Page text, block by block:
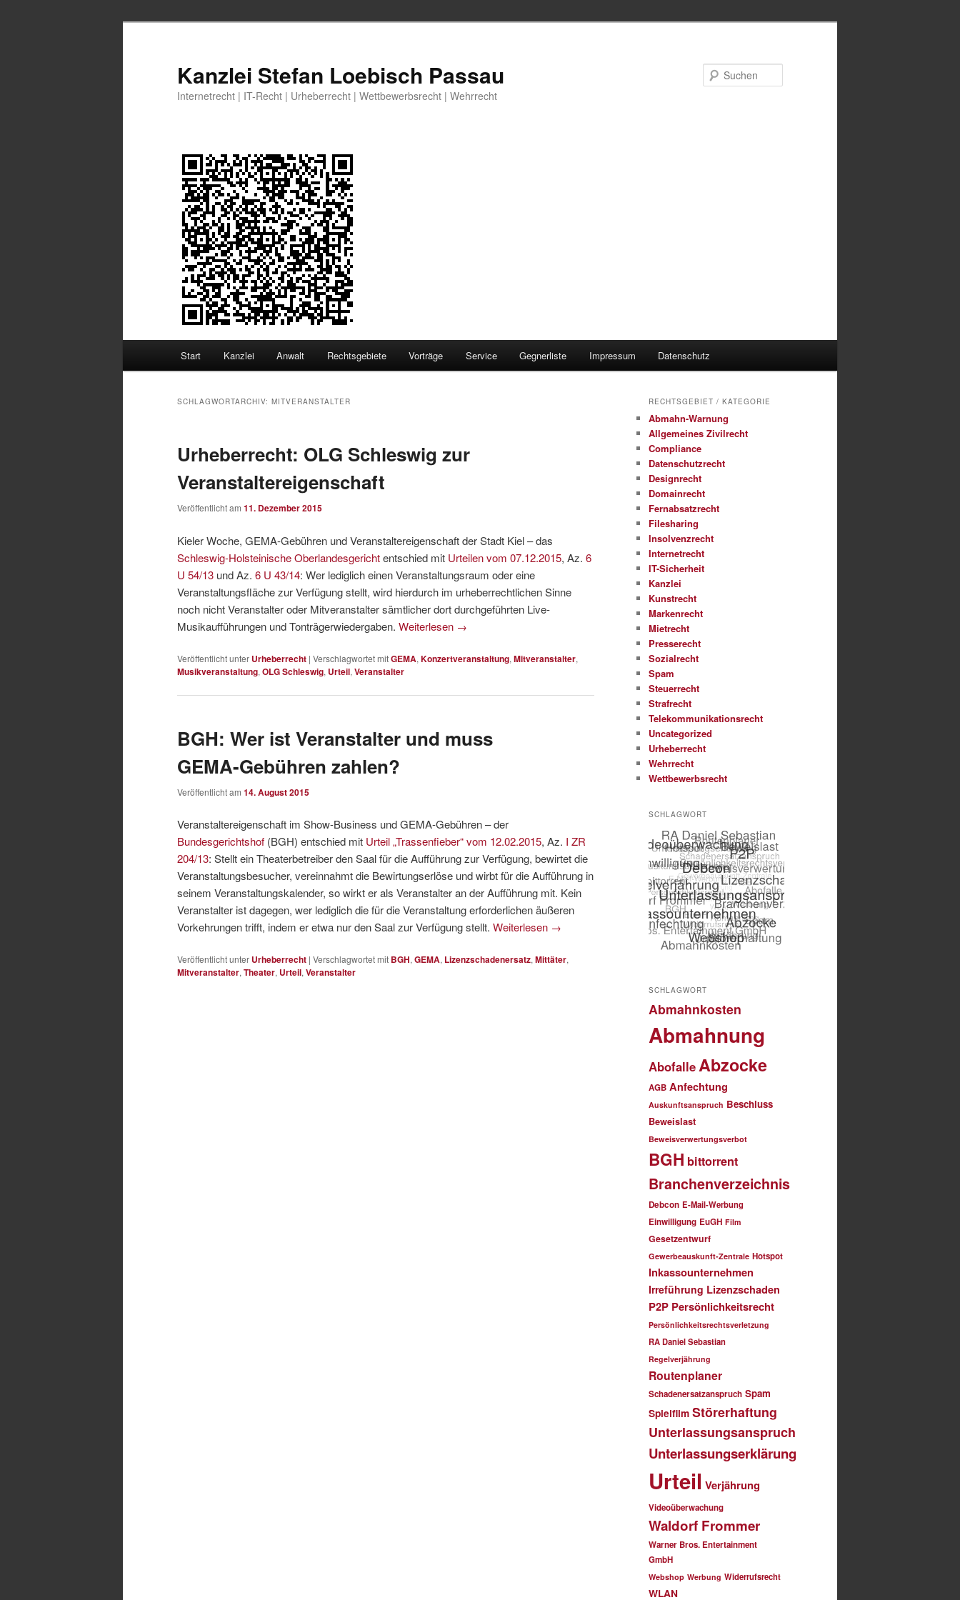
Kanzlei Stefan Loebisch Passau
Internetrecht | IT-Recht | Urheberrecht | Wettbewerbsrecht | Wehrrecht
Start Kanzlei Anwalt Rechtsgebiete Vorträge Service Gegnerliste Impressum Datenschutz
SCHLAGWORTARCHIV: MITVERANSTALTER
Urheberrecht: OLG Schleswig zur
Veranstaltereigenschaft
Veröffentlicht am 11. Dezember 2015
Kieler Woche, GEMA-Gebühren und Veranstaltereigenschaft der Stadt Kiel – das
Schleswig-Holsteinische Oberlandesgerichtentschied mit Urteilen vom 07.12.2015, Az. 6
U 54/13 und Az. 6 U 43/14: Wer lediglich einen Veranstaltungsraum oder eine
Veranstaltungsfläche zur Verfügung stellt, wird hierdurch im urheberrechtlichen Sinne
noch nicht Veranstalter oder Mitveranstalter sämtlicher dort durchgeführten Live-
Musikaufführungen und Tonträgerwiedergaben. Weiterlesen →
Veröffentlicht unter Urheberrecht | Verschlagwortet mitGEMA, Konzertveranstaltung, Mitveranstalter,
Musikveranstaltung, OLG Schleswig, Urteil, Veranstalter
BGH: Wer ist Veranstalter und muss
GEMA-Gebühren zahlen?
Veröffentlicht am 14. August 2015
Veranstaltereigenschaft im Show-Business und GEMA-Gebühren – der
Bundesgerichtshof (BGH) entschied mit Urteil „Trassenfieber“ vom 12.02.2015, Az. I ZR
204/13: Stellt ein Theaterbetreiber den Saal für die Aufführung zur Verfügung, bewirtet die
Veranstaltungsbesucher, vereinnahmt die Bewirtungserlöse und wirbt für die Aufführung in
seinem Veranstaltungskalender, so wirkt er als Veranstalter an der Aufführung mit. Kein
Veranstalter ist dagegen, wer lediglich die für die Veranstaltung erforderlichen äußeren
Vorkehrungen trifft, indem er etwa nur den Saal zur Verfügung stellt. Weiterlesen →
Veröffentlicht unter Urheberrecht | Verschlagwortet mit BGH, GEMA, Lizenzschadenersatz, Mittäter,
Mitveranstalter, Theater, Urteil, Veranstalter
RECHTSGEBIET / KATEGORIE
Abmahn-Warnung
Allgemeines Zivilrecht
Compliance
Datenschutzrecht
Designrecht
Domainrecht
Fernabsatzrecht
Filesharing
Insolvenzrecht
Internetrecht
IT-Sicherheit
Kanzlei
Kunstrecht
Markenrecht
Mietrecht
Presserecht
Sozialrecht
Spam
Steuerrecht
Strafrecht
Telekommunikationsrecht
Uncategorized
Urheberrecht
Wehrrecht
Wettbewerbsrecht
SCHLAGWORT
SCHLAGWORT
Abmahnkosten
Abmahnung
AbofalleAbzocke
AGB Anfechtung
Auskunftsanspruch Beschluss
Beweislast
Beweisverwertungsverbot
BGH bittorrent
Branchenverzeichnis
Debcon E-Mail-Werbung
Einwilligung EuGH Film
Gesetzentwurf
Gewerbeauskunft-Zentrale Hotspot
Inkassounternehmen
Irreführung Lizenzschaden
P2P Persönlichkeitsrecht
Persönlichkeitsrechtsverletzung
RA Daniel Sebastian
Regelverjährung
Routenplaner
Schadenersatzanspruch Spam
Spielfilm Störerhaftung
Unterlassungsanspruch
Unterlassungserklärung
Urteil Verjährung
Videoüberwachung
Waldorf Frommer
Warner Bros. Entertainment
GmbH
Webshop Werbung Widerrufsrecht
WLAN